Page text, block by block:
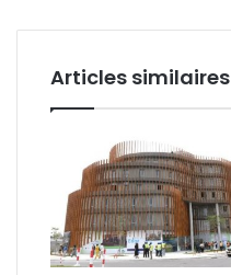
Articles similaires